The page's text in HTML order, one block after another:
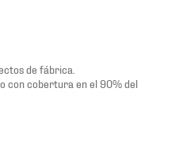
de fábrica.
con cobertura en el 90% del